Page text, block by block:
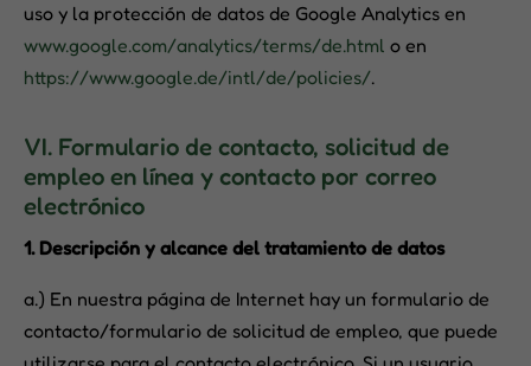
uso y la protección de datos de Google Analytics en
www.google.com/analytics/terms/de.html o en
https://www.google.de/intl/de/policies/.
VI. Formulario de contacto, solicitud de
empleo en línea y contacto por correo
electrónico
1. Descripción y alcance del tratamiento de datos
a.) En nuestra página de Internet hay un formulario de
contacto/formulario de solicitud de empleo, que puede